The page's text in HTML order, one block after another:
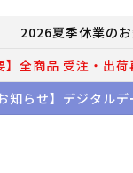
2026夏季休業の
】全商品 受注・出
お知らせ】デジタル